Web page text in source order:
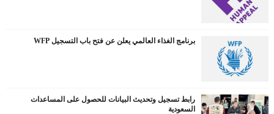
برنامج الغذاء العالمي يعلن عن فتح باب التسجيل WFP
رابط تسجيل وتحديث البيانات للحصول على المساعدات
السعودية